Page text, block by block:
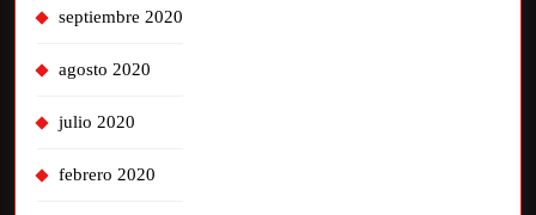
septiembre 2020
agosto 2020
julio 2020
febrero 2020